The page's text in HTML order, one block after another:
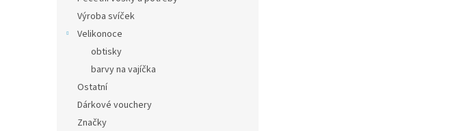
Výroba svíček
Velikonoce
obtisky
barvy na vajíčka
Ostatní
Dárkové vouchery
Značky